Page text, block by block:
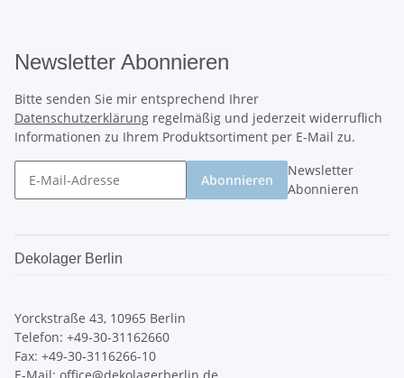
Newsletter Abonnieren
Bitte senden Sie mir entsprechend Ihrer
Datenschutzerklärung regelmäßig und jederzeit widerruflich
Informationen zu Ihrem Produktsortiment per E-Mail zu.
Abonnieren
Newsletter
Abonnieren
Dekolager Berlin
Yorckstraße 43, 10965 Berlin
Telefon: +49-30-31162660
Fax: +49-30-3116266-10